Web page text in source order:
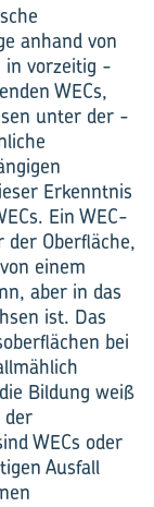
anhand von
in vorzeitig
WECs,
unter der
Erkenntnis
Ein WEC-
der Oberfläche,
einem
aber in das
ist. Das
bei
Bildung weiß
der
WECs oder
Ausfall